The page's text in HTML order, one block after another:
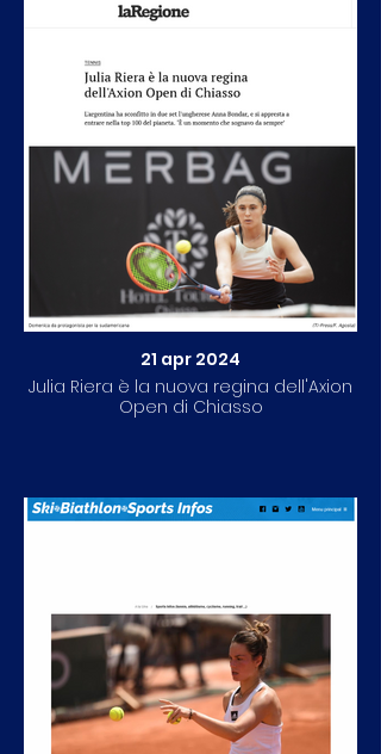
21 apr 2024
Julia Riera è la nuova regina dell'Axion
Open di Chiasso